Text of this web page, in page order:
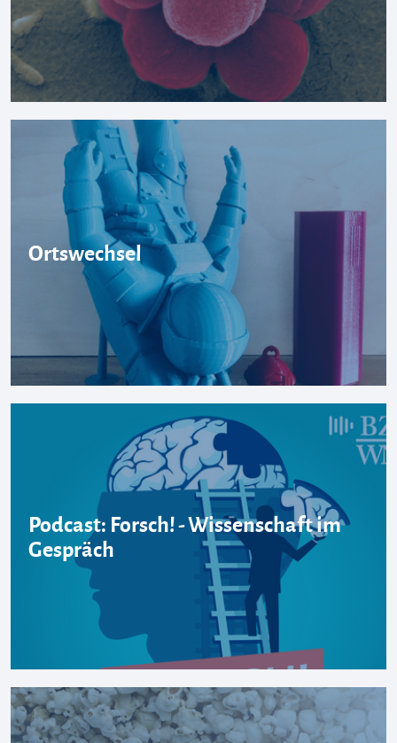
Ortswechsel
Podcast: Forsch! - Wissenschaft im
Gespräch